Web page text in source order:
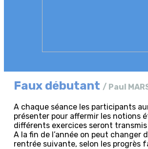
Faux débutant / Paul
A chaque séance les participants
présenter pour affermir les notions
différents exercices seront
A la fin de l’année on peut changer
rentrée suivante, selon les progrès